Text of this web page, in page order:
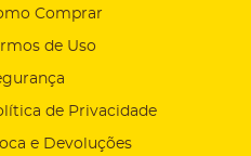
Comprar
de Uso
de Privacidade
e Devoluções